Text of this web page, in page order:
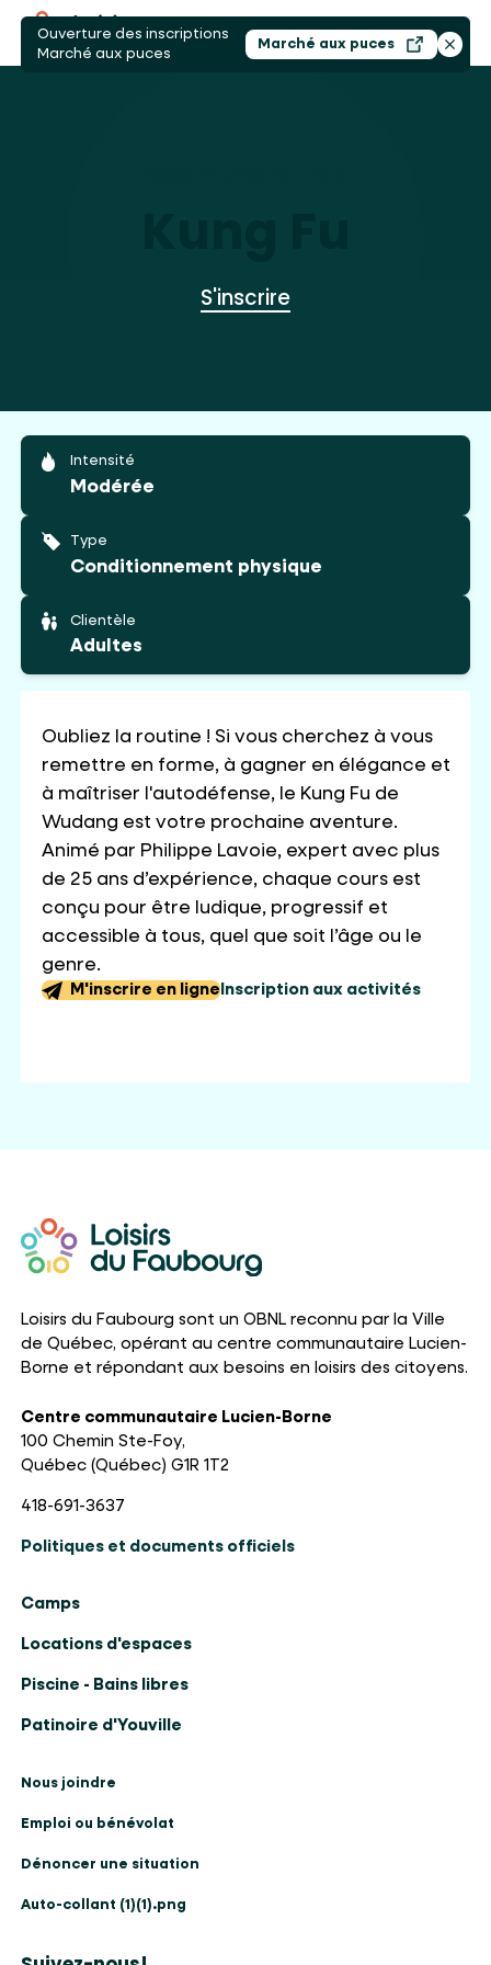
Ouverture des inscriptions
Marché aux puces
Marché aux pucesOuvrir dans un
S'inscrire
Intensité
Modérée
Type
Conditionnement physique
Clientèle
Adultes
Oubliez la routine ! Si vous cherchez à vous
remettre en forme, à gagner en élégance et
à maîtriser l'autodéfense, le Kung Fu de
Wudang est votre prochaine aventure.
Animé par Philippe Lavoie, expert avec plus
de 25 ans d’expérience, chaque cours est
conçu pour être ludique, progressif et
accessible à tous, quel que soit l’âge ou le
genre.
M'inscrire en ligne Inscription aux activités
Loisirs du Faubourg sont un OBNL reconnu par la Ville
de Québec, opérant au centre communautaire Lucien-
Borne et répondant aux besoins en loisirs des citoyens.
Centre communautaire Lucien-Borne
100 Chemin Ste-Foy,
Québec (Québec) G1R 1T2
418-691-3637
Politiques et documents officiels
Camps
Locations d'espaces
Piscine - Bains libres
Patinoire d'Youville
Nous joindre
Emploi ou bénévolat
Dénoncer une situation
Auto-collant (1)(1).png